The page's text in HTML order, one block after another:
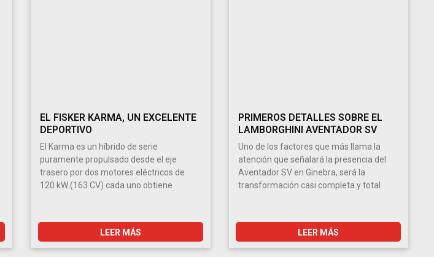
EL FISKER KARMA, UN EXCELENTE
DEPORTIVO
El Karma es un híbrido de serie
puramente propulsado desde el eje
trasero por dos motores eléctricos de
120 kW (163 CV) cada uno obtiene
LEER MÁS
PRIMEROS DETALLES SOBRE EL
LAMBORGHINI AVENTADOR SV
Uno de los factores que más llama la
atención que señalará la presencia del
Aventador SV en Ginebra, será la
transformación casi completa y total
LEER MÁS